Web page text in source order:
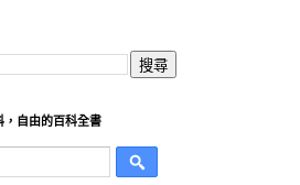
自由的百科全書